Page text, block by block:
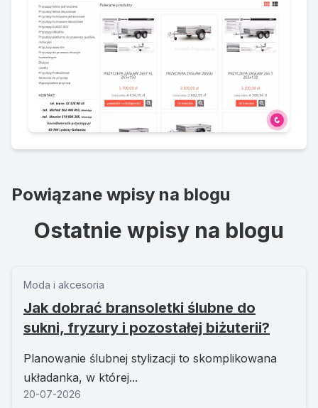
Powiązane wpisy na blogu
Ostatnie wpisy na blogu
Moda i akcesoria
Jak dobrać bransoletki ślubne do
sukni, fryzury i pozostałej biżuterii?
Planowanie ślubnej stylizacji to skomplikowana
układanka, w której...
20-07-2026